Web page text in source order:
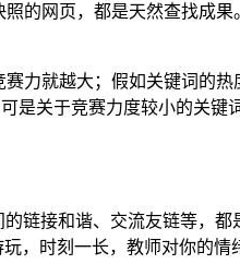
的网页，都是天然查找成
力就越大；假如关键词的
是关于竞赛力度较小的关键
链接和谐、交流友链等，
，时刻一长，教师对你的